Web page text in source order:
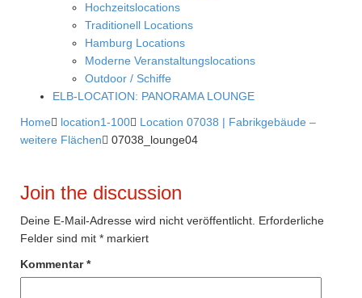
Hochzeitslocations
Traditionell Locations
Hamburg Locations
Moderne Veranstaltungslocations
Outdoor / Schiffe
ELB-LOCATION: PANORAMA LOUNGE
Home location1-100 Location 07038 | Fabrikgebäude –
weitere Flächen 07038_lounge04
Join the discussion
Deine E-Mail-Adresse wird nicht veröffentlicht. Erforderliche
Felder sind mit * markiert
Kommentar*